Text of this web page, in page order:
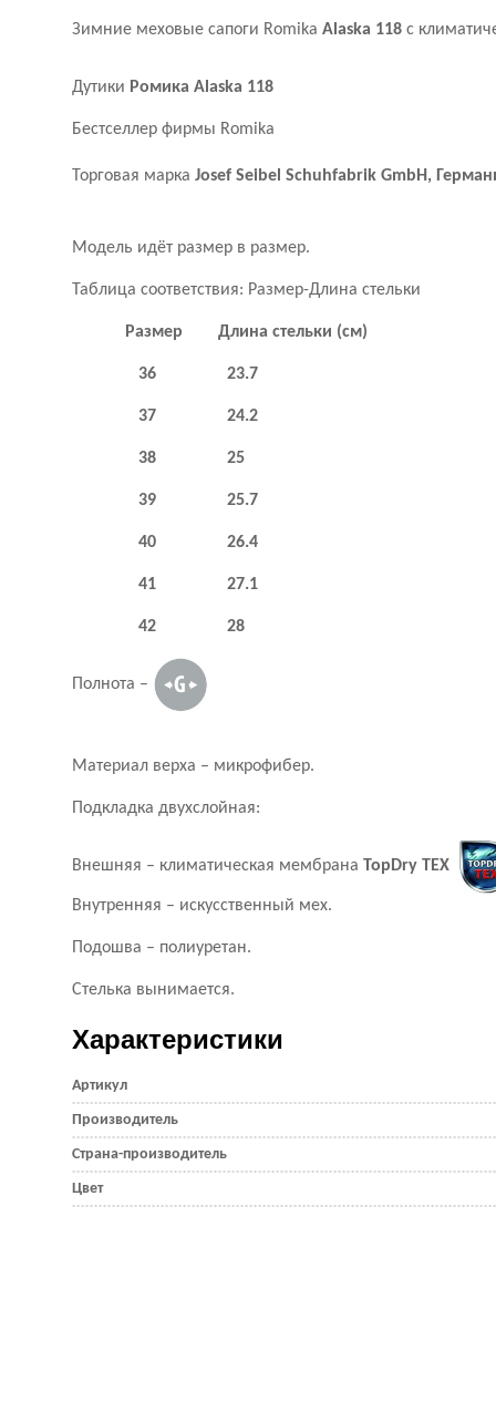
Зимние меховые сапоги Romika Alaska 118 с
Дутики Ромика Alaska 118
Бестселлер фирмы Romika
Торговая марка Josef Seibel Schuhfabrik GmbH,
Модель идёт размер в размер.
Таблица соответствия: Размер-Длина стельки
Размер Длина стельки (см)
36 23.7
37 24.2
38 25
39 25.7
40 26.4
41 27.1
42 28
Полнота –
Материал верха – микрофибер.
Подкладка двухслойная:
Внешняя – климатическая мембрана TopDry TEX
Внутренняя – искусственный мех.
Подошва – полиуретан.
Стелька вынимается.
Характеристики
Артикул
Производитель
Страна-производитель
Цвет